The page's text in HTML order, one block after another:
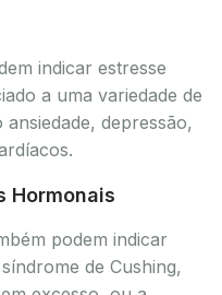
indicar estresse
a uma variedade de
depressão,
Hormonais
podem indicar
de Cushing,